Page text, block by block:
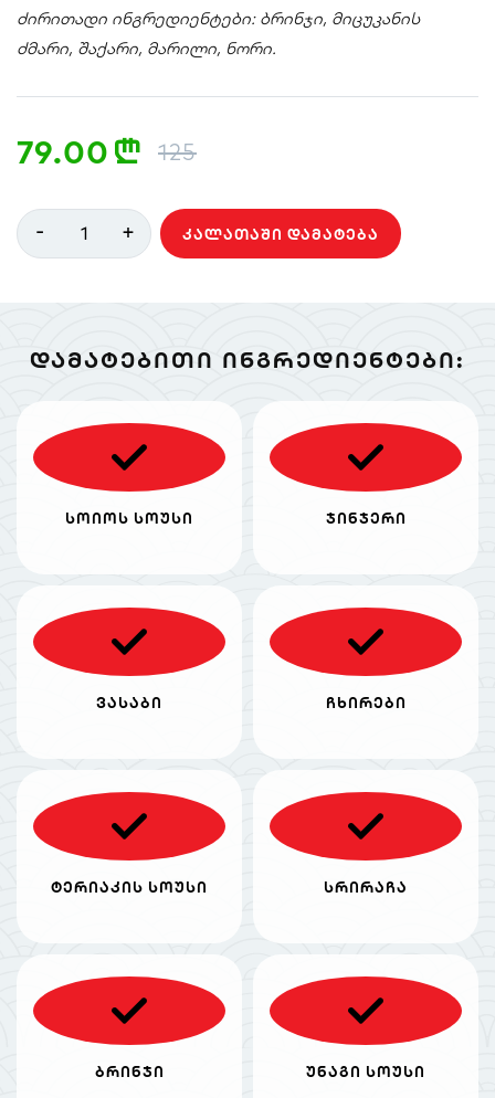
ძირითადი ინგრედიენტები: ბრინჯი, მიცუკანის
ძმარი, შაქარი, მარილი, ნორი.
79.00 n 125
- 1 + ᲙᲐᲚᲐᲗᲐᲨᲘ ᲓᲐᲛᲐᲢᲔᲑᲐ
ᲓᲐᲛᲐᲢᲔᲑᲘᲗᲘ ᲘᲜᲒᲠᲔᲓᲘᲔᲜᲢᲔᲑᲘ:
სოიოს სოუსი ჯინჯერი
ვასაბი ჩხირები
ტერიაკის სოუსი სრირაჩა
ბრინჯი უნაგი სოუსი